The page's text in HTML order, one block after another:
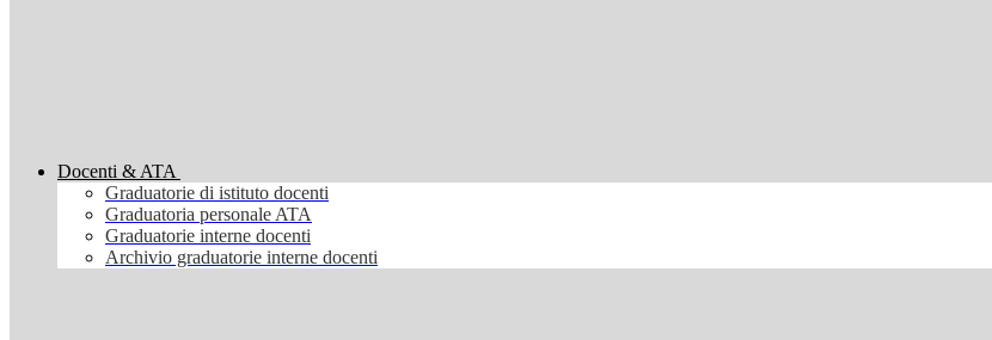
Docenti & ATA
Graduatorie di istituto docenti
Graduatoria personale ATA
Graduatorie interne docenti
Archivio graduatorie interne docenti